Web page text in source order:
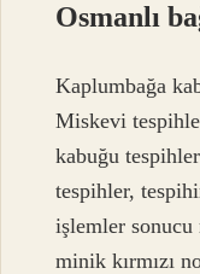
Osmanlı
Kaplumbağa
Miskevi
kabuğu
tespihler,
işlemler
minik kırmızı